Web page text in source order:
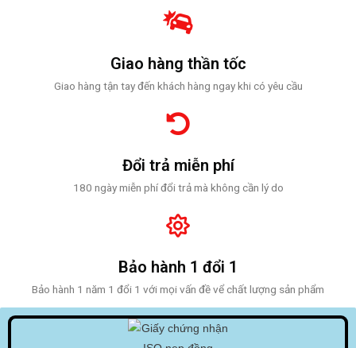
Giao hàng thần tốc
Giao hàng tận tay đến khách hàng ngay khi có yêu cầu
Đổi trả miễn phí
180 ngày miễn phí đổi trả mà không cần lý do
Bảo hành 1 đổi 1
Bảo hành 1 năm 1 đổi 1 với mọi vấn đề vể chất lượng sản phẩm